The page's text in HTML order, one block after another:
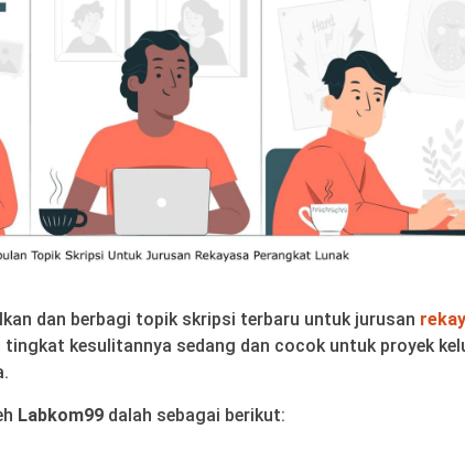
dan berbagi topik skripsi terbaru untuk jurusan
tingkat kesulitannya sedang dan cocok untuk proyek
Labkom99 dalah sebagai berikut: